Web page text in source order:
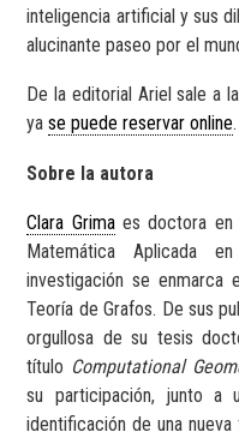
inteligencia artificial y sus
alucinante paseo por el
De la editorial Ariel sale a
yase puede reservar online.
Sobre la autora
Clara Grimaes doctora en
Matemática Aplicada
investigación se enmarca
Teoría de Grafos. De sus
orgullosa de su tesis
título Computational
su participación, junto a
identificación de una